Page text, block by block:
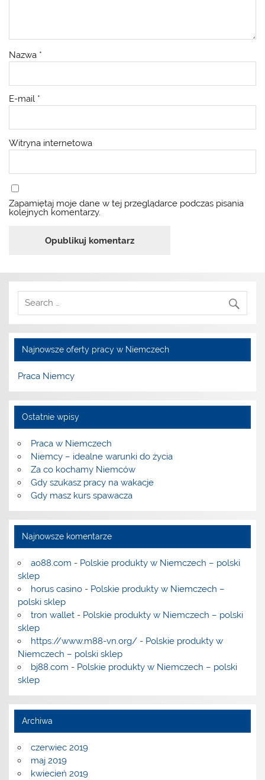
Nazwa *
E-mail *
Witryna internetowa
Zapamiętaj moje dane w tej przeglądarce podczas pisania
kolejnych komentarzy.
Najnowsze oferty pracy w Niemczech
Praca Niemcy
Ostatnie wpisy
Praca w Niemczech
Niemcy – idealne warunki do życia
Za co kochamy Niemców
Gdy szukasz pracy na wakacje
Gdy masz kurs spawacza
Najnowsze komentarze
ao88.com - Polskie produkty w Niemczech – polski
sklep
horus casino- Polskie produkty w Niemczech –
polski sklep
tron wallet- Polskie produkty w Niemczech – polski
sklep
https://www.m88-vn.org/- Polskie produkty w
Niemczech – polski sklep
bj88.com - Polskie produkty w Niemczech – polski
sklep
Archiwa
czerwiec 2019
maj 2019
kwiecień 2019